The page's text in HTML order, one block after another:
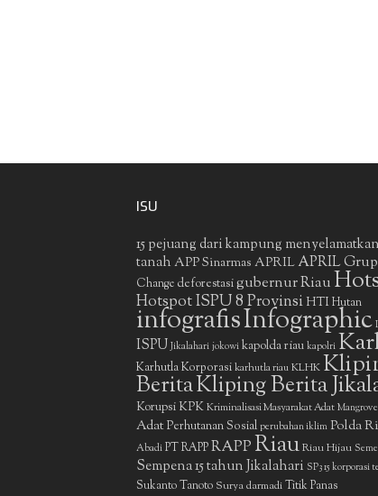
ISU
15 pejuang dari kampung
tanah APP Sinarmas APRIL APRIL Grup
Change deforestasigubernur Riau
Hotspot ISPU 8 ProvinsiHTIHutan
infografisInfographic
ISPU Jikalahari jokowi kapolda riau kapolri
Karhutla Korporasi karhutla riau KLHK
BeritaKliping Berita
Korupsi KPK Kriminalisasi Masyarakat Adat Mangrove
AdatPerhutanan Sosial perubahan iklim Polda
Abadi PT RAPPRAPPRiauRiau Hijau
Sempena 15 tahun Jikalahari SP3 15 korporasi
Sukanto Tanoto Surya darmadiTitik Panas